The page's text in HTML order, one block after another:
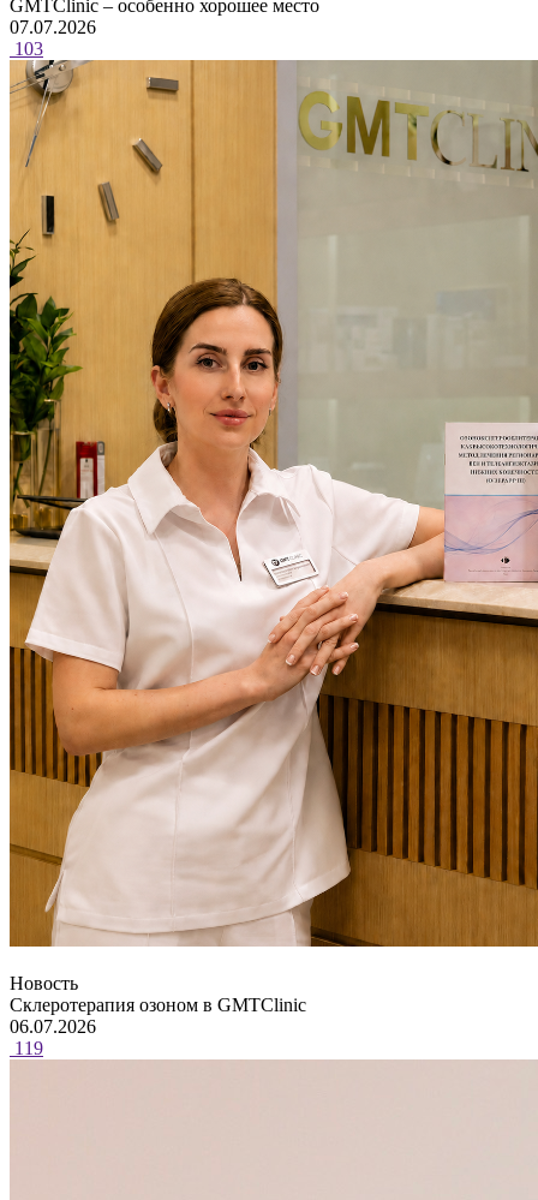
GMTClinic – особенно хорошее место
07.07.2026
103
Новость
Склеротерапия озоном в GMTClinic
06.07.2026
119